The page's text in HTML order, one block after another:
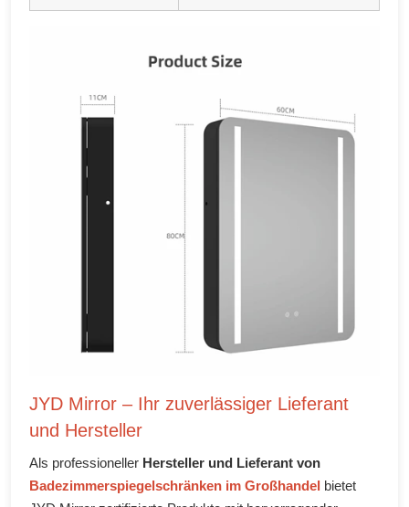
JYD Mirror – Ihr zuverlässiger Lieferant
und Hersteller
Als professioneller Hersteller und Lieferant von
Badezimmerspiegelschränken im Großhandel bietet